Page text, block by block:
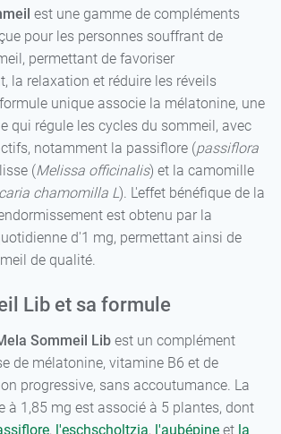
€
€
est une gamme de compléments
pour les personnes souffrant de
permettant de favoriser
la relaxation et réduire les réveils
unique associe la mélatonine, une
qui régule les cycles du sommeil, avec
notamment la passiflore (passiflora
(Melissa officinalis) et la camomille
chamomilla L). L'effet bénéfique de la
est obtenu par la
d'1 mg, permettant ainsi de
de qualité.
Lib et sa formule
Sommeil Lib est un complément
de mélatonine, vitamine B6 et de
progressive, sans accoutumance. La
à 1,85 mg est associé à 5 plantes, dont
, l'eschscholtzia, l'aubépine et la